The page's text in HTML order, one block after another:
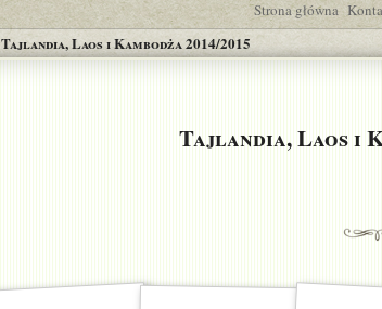
Strona główna
Tajlandia, Laos i Kambodża 2014/2015
Tajlandia, Laos i